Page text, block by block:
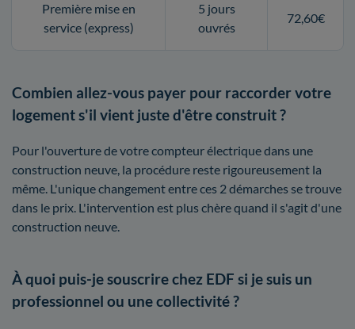
Première mise en
service (express)
5 jours
ouvrés
72,60€
Combien allez-vous payer pour raccorder votre
logement s'il vient juste d'être construit ?
Pour l'ouverture de votre compteur électrique dans une
construction neuve, la procédure reste rigoureusement la
même. L'unique changement entre ces 2 démarches se trouve
dans le prix. L'intervention est plus chère quand il s'agit d'une
construction neuve.
À quoi puis-je souscrire chez EDF si je suis un
professionnel ou une collectivité ?